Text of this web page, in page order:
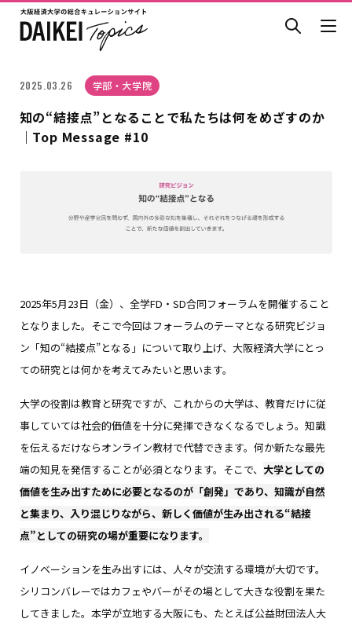
2025.03.26 学部・大学院
知の“結接点”となることで私たちは何をめざすのか
｜Top Message #10
2025年5月23日（金）、全学FD・SD合同フォーラムを開催すること
となりました。そこで今回はフォーラムのテーマとなる研究ビジョ
ン「知の“結接点”となる」について取り上げ、大阪経済大学にとっ
ての研究とは何かを考えてみたいと思います。
大学の役割は教育と研究ですが、これからの大学は、教育だけに従
事していては社会的価値を十分に発揮できなくなるでしょう。知識
を伝えるだけならオンライン教材で代替できます。何か新たな最先
端の知見を発信することが必須となります。そこで、 大学としての
価値を生み出すために必要となるのが「創発」であり、知識が自然
と集まり、入り混じりながら、新しく価値が生み出される“結接
点”としての研究の場が重要になります。
イノベーションを生み出すには、人々が交流する環境が大切です。
シリコンバレーではカフェやバーがその場として大きな役割を果た
してきました。本学が立地する大阪にも、たとえば公益財団法人大